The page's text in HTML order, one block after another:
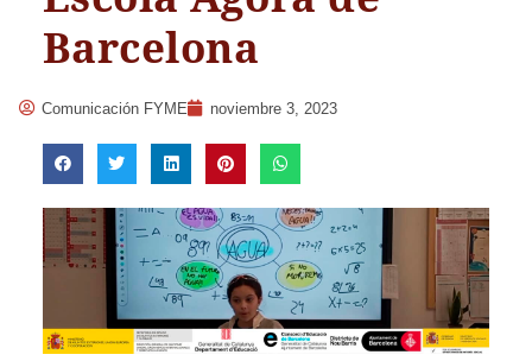
Barcelona
Comunicación FYME noviembre 3, 2023